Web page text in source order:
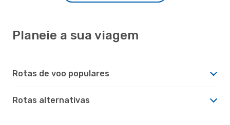
Planeie a sua viagem
Rotas de voo populares
Rotas alternativas